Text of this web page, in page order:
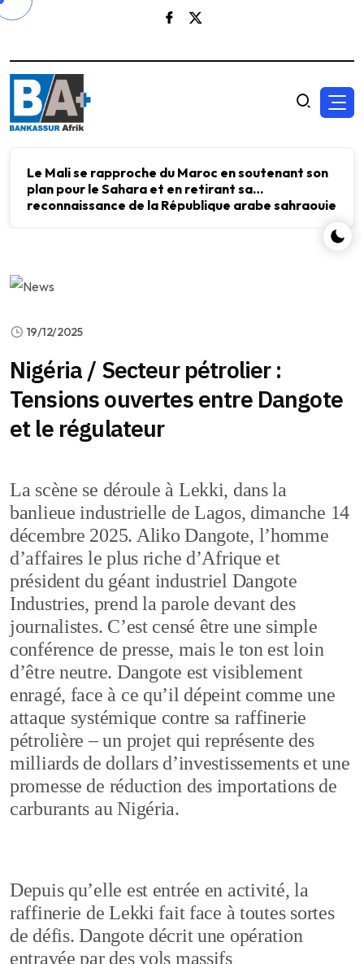
Le Mali se rapproche du Maroc en soutenant son
plan pour le Sahara et en retirant sa
reconnaissance de la République arabe sahraouie
19/12/2025
Nigéria / Secteur pétrolier :
Tensions ouvertes entre Dangote
et le régulateur
La scène se déroule à Lekki, dans la
banlieue industrielle de Lagos, dimanche 14
décembre 2025. Aliko Dangote, l’homme
d’affaires le plus riche d’Afrique et
président du géant industriel Dangote
Industries, prend la parole devant des
journalistes. C’est censé être une simple
conférence de presse, mais le ton est loin
d’être neutre. Dangote est visiblement
enragé, face à ce qu’il dépeint comme une
attaque systémique contre sa raffinerie
pétrolière – un projet qui représente des
milliards de dollars d’investissements et une
promesse de réduction des importations de
carburants au Nigéria.
Depuis qu’elle est entrée en activité, la
raffinerie de Lekki fait face à toutes sortes
de défis. Dangote décrit une opération
entravée par des vols massifs